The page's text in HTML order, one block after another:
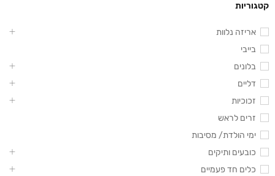
קטגוריות
אריזה נלוות
בייבי
בלונים
דליים
זכוכיות
זרים לראש
ימי הולדת/ מסיבות
כובעים ותיקים
כלים חד פעמיים